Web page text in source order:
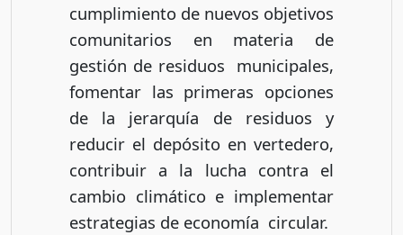
cumplimiento de nuevos objetivos
comunitarios en materia de
gestión de residuos municipales,
fomentar las primeras opciones
de la jerarquía de residuos y
reducir el depósito en vertedero,
contribuir a la lucha contra el
cambio climático e implementar
estrategias de economía circular.